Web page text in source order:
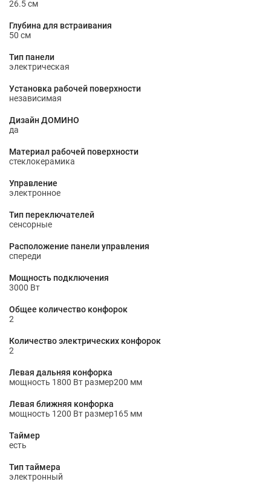
26.5 см
Глубина для встраивания
50 см
Тип панели
электрическая
Установка рабочей поверхности
независимая
Дизайн ДОМИНО
да
Материал рабочей поверхности
стеклокерамика
Управление
электронное
Тип переключателей
сенсорные
Расположение панели управления
спереди
Мощность подключения
3000 Вт
Общее количество конфорок
2
Количество электрических конфорок
2
Левая дальняя конфорка
мощность 1800 Вт размер200 мм
Левая ближняя конфорка
мощность 1200 Вт размер165 мм
Таймер
есть
Тип таймера
электронный